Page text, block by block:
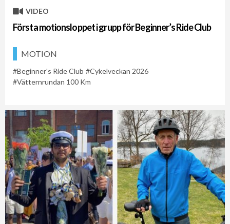
VIDEO
Första motionsloppet i grupp för Beginner’s Ride Club
MOTION
Beginner's Ride Club
Cykelveckan 2026
Vätternrundan 100 Km